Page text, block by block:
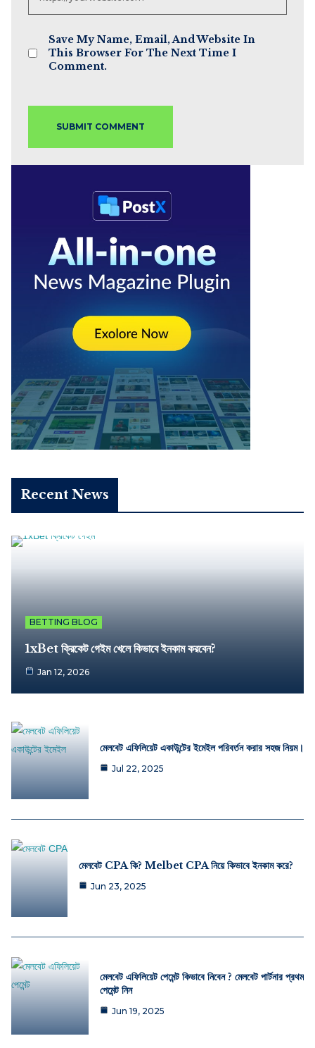
Save My Name, Email, And Website In
This Browser For The Next Time I
Comment.
Recent News
BETTING BLOG
1xBet ক্রিকেট গেইম খেলে কিভাবে ইনকাম করবেন?
Jan 12, 2026
মেলবেট এফিলিয়েট একাউন্টের ইমেইল পরিবর্তন করার সহজ নিয়ম।
Jul 22, 2025
মেলবেট CPA কি? Melbet CPA নিয়ে কিভাবে ইনকাম করে?
Jun 23, 2025
মেলবেট এফিলিয়েট পেমেন্ট কিভাবে নিবেন ? মেলবেট পার্টনার প্রথম
পেমেন্ট নিন
Jun 19, 2025